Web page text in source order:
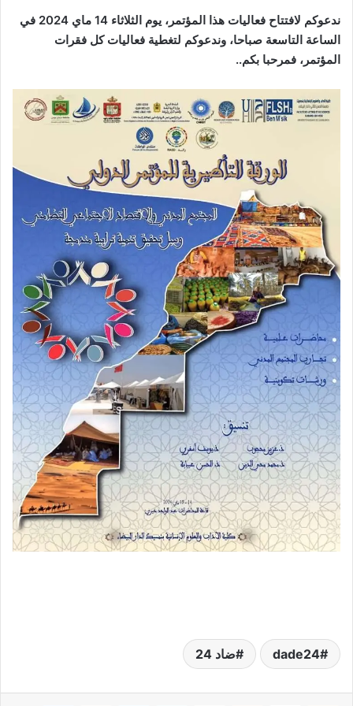
ندعوكم لافتتاح فعاليات هذا المؤتمر، يوم الثلاثاء 14 ماي 2024 في
الساعة التاسعة صباحا، وندعوكم لتغطية فعاليات كل فقرات
المؤتمر، فمرحبا بكم..
dade24 ضاد 24